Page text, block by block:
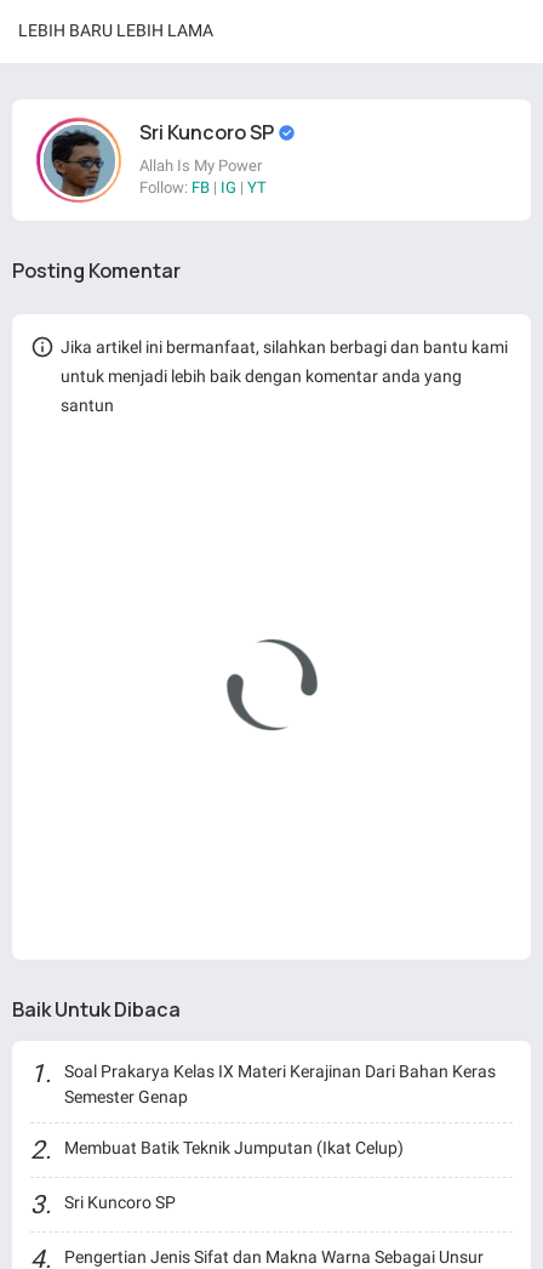
LEBIH BARU LEBIH LAMA
Sri Kuncoro SP
Allah Is My Power
Follow: FB | IG | YT
Posting Komentar
Jika artikel ini bermanfaat, silahkan berbagi dan bantu kami
untuk menjadi lebih baik dengan komentar anda yang
santun
Baik Untuk Dibaca
Soal Prakarya Kelas IX Materi Kerajinan Dari Bahan Keras
Semester Genap
Membuat Batik Teknik Jumputan (Ikat Celup)
Sri Kuncoro SP
Pengertian Jenis Sifat dan Makna Warna Sebagai Unsur